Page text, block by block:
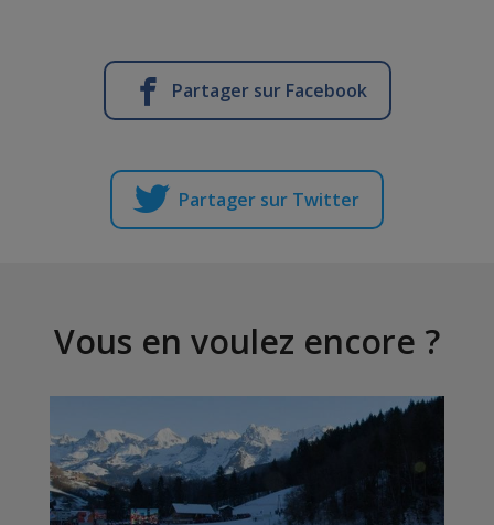
Partager sur Facebook
Partager sur Twitter
Vous en voulez encore ?